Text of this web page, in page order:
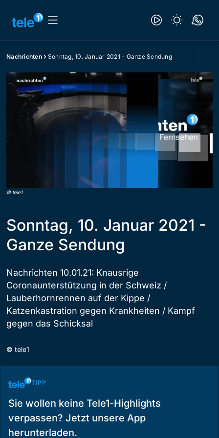
Nachrichten Sonntag, 10. Januar 2021 - Ganze Sendung
© tele1
Sonntag, 10. Januar 2021 -
Ganze Sendung
Nachrichten 10.01.21: Knausrige
Coronaunterstützung in der Schweiz /
Lauberhornrennen auf der Kippe /
Katzenkastration gegen Krankheiten / Kampf
gegen das Schicksal
© tele1
TIPP
Sie wollen keine Tele1-Highlights
verpassen? Jetzt unsere App
herunterladen.